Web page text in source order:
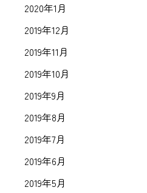
2020年1月
2019年12月
2019年11月
2019年10月
2019年9月
2019年8月
2019年7月
2019年6月
2019年5月